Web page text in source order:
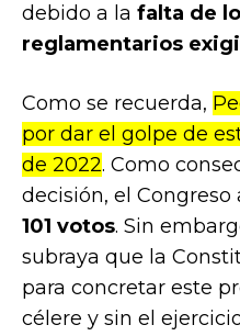
debido a la falta de
reglamentarios
Como se recuerda,
por dar el golpe de
de 2022. Como
decisión, el
101 votos. Sin
subraya que la
para concretar este
célere y sin el